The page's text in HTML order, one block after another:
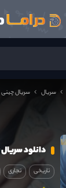
سریال سریال چینی
دانلود سریال Jiu Liu Overlord 2020
تاریخی تجاری